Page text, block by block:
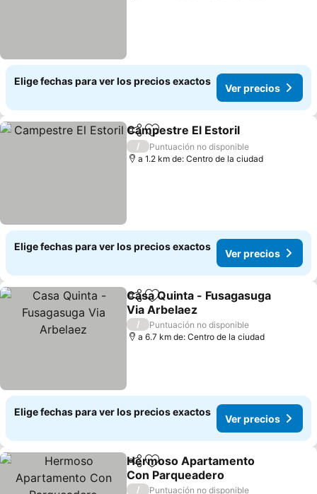
Elige fechas para ver los precios exactos
Ver precios
CompartirAgregar a favoritos
Campestre El Estoril
/
Puntuación no disponible
a 1.2 km de: Centro de la ciudad
Elige fechas para ver los precios exactos
Ver precios
CompartirAgregar a favoritos
Casa Quinta - Fusagasuga
Via Arbelaez
Ver precios
/
Puntuación no disponible
a 6.7 km de: Centro de la ciudad
Elige fechas para ver los precios exactos
Ver precios
CompartirAgregar a favoritos
Hermoso Apartamento
Con Parqueadero
Ver precios
/ Puntuación no disponible